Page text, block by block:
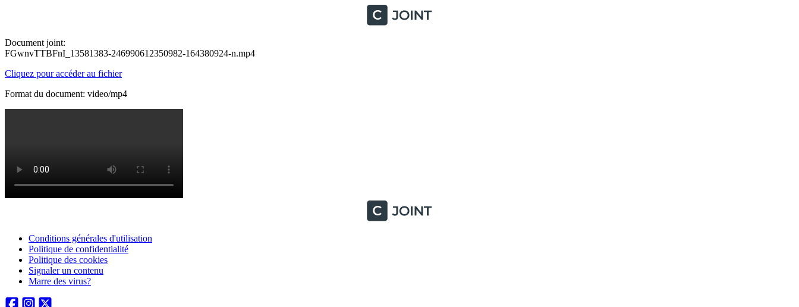
Document joint:
FGwnvTTBFnI_13581383-246990612350982-164380924-n.mp4
Cliquez pour accéder au fichier
Format du document: video/mp4
Conditions générales d'utilisation
Politique de confidentialité
Politique des cookies
Signaler un contenu
Marre des virus?